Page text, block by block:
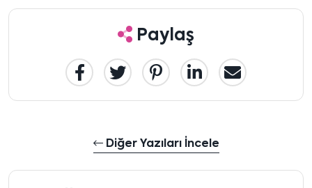
Paylaş
Diğer Yazıları İncele